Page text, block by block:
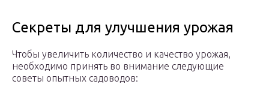
Секреты для улучшения урожая
Чтобы увеличить количество и качество урожая,
необходимо принять во внимание следующие
советы опытных садоводов: